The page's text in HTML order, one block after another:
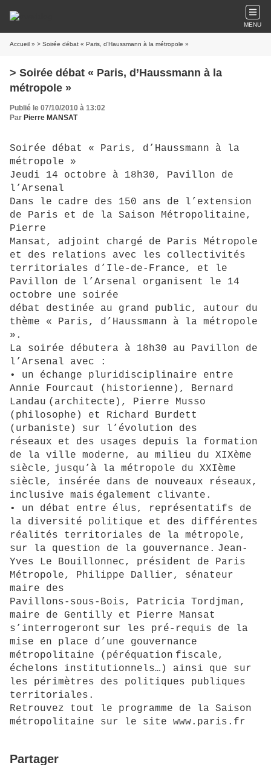
MENU
Accueil » > Soirée débat « Paris, d’Haussmann à la métropole »
> Soirée débat « Paris, d’Haussmann à la
métropole »
Publié le 07/10/2010 à 13:02
Par Pierre MANSAT
Soirée débat « Paris, d’Haussmann à la
métropole »
Jeudi 14 octobre à 18h30, Pavillon de
l’Arsenal
Dans le cadre des 150 ans de l’extension
de Paris et de la Saison Métropolitaine,
Pierre
Mansat, adjoint chargé de Paris Métropole
et des relations avec les collectivités
territoriales d’Ile-de-France, et le
Pavillon de l’Arsenal organisent le 14
octobre une soirée
débat destinée au grand public, autour du
thème « Paris, d’Haussmann à la métropole
».
La soirée débutera à 18h30 au Pavillon de
l’Arsenal avec :
• un échange pluridisciplinaire entre
Annie Fourcaut (historienne), Bernard
Landau (architecte), Pierre Musso
(philosophe) et Richard Burdett
(urbaniste) sur l’évolution des
réseaux et des usages depuis la formation
de la ville moderne, au milieu du XIXème
siècle, jusqu’à la métropole du XXIème
siècle, insérée dans de nouveaux réseaux,
inclusive mais également clivante.
• un débat entre élus, représentatifs de
la diversité politique et des différentes
réalités territoriales de la métropole,
sur la question de la gouvernance. Jean-
Yves Le Bouillonnec, président de Paris
Métropole, Philippe Dallier, sénateur
maire des
Pavillons-sous-Bois, Patricia Tordjman,
maire de Gentilly et Pierre Mansat
s’interrogeront sur les pré-requis de la
mise en place d’une gouvernance
métropolitaine (péréquation fiscale,
échelons institutionnels…) ainsi que sur
les périmètres des politiques publiques
territoriales.
Retrouvez tout le programme de la Saison
métropolitaine sur le site www.paris.fr
Partager